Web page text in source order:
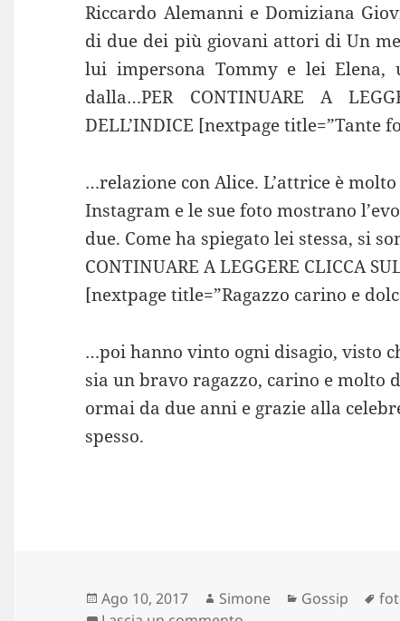
Riccardo Alemanni e Domiziana
di due dei più giovani attori di Un
lui impersona Tommy e lei
dalla…PER CONTINUARE A
DELL’INDICE [nextpage title=”Tante
…relazione con Alice. L’attrice è
Instagram e le sue foto mostrano
due. Come ha spiegato lei stessa, si
CONTINUARE A LEGGERE CLICCA
[nextpage title=”Ragazzo carino e
…poi hanno vinto ogni disagio, visto
sia un bravo ragazzo, carino e molto
ormai da due anni e grazie alla
spesso.
Scritto
Ago 10, 2017 Autore
Simone Categorie
Gossip